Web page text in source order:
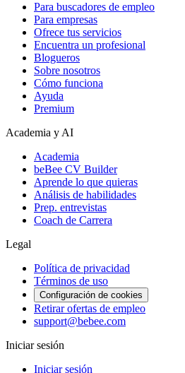
Para buscadores de empleo
Para empresas
Ofrece tus servicios
Encuentra un profesional
Blogueros
Sobre nosotros
Cómo funciona
Ayuda
Premium
Academia y AI
Academia
beBee CV Builder
Aprende lo que quieras
Análisis de habilidades
Prep. entrevistas
Coach de Carrera
Legal
Política de privacidad
Términos de uso
Configuración de cookies
Retirar ofertas de empleo
support@bebee.com
Iniciar sesión
Iniciar sesión